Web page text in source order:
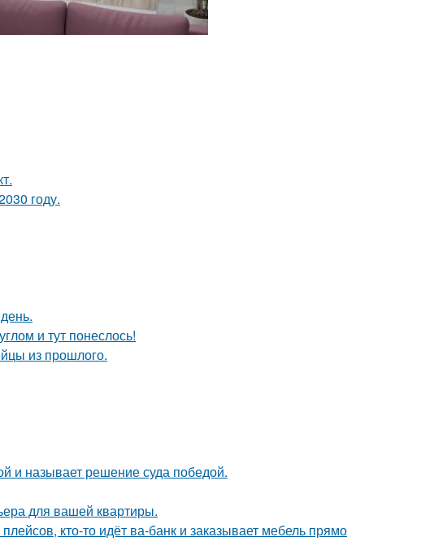
году.
и тут понеслось!
из прошлого.
и называет решение суда победой.
для вашей квартиры.
кто-то идёт ва-банк и заказывает мебель прямо